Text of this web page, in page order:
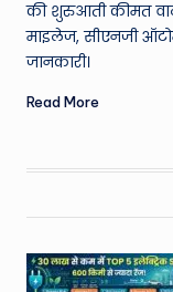
n
d
T
e
rl
की शुरुआती कीमत
माइलेज, सीएनजी
जानकारी।
Read More